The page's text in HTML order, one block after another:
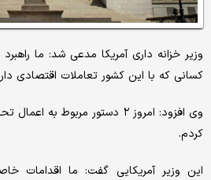
وزیر خزانه داری آمریکا مدعی شد: ما
کسانی که با این کشور تعاملات اقتصادی
وی افزود: امروز ۲ دستور مربوط
کردم.
این وزیر آمریکایی گفت: ما اقدامات